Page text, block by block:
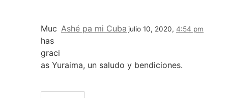
Ashé pa mi Cuba julio 10, 2020, 4:54 pm
Muc
has
graci
as Yuraima, un saludo y bendiciones.